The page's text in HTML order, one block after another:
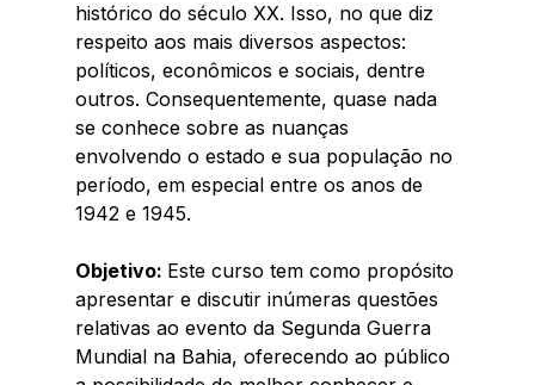
histórico do século XX. Isso, no que diz
respeito aos mais diversos aspectos:
políticos, econômicos e sociais, dentre
outros. Consequentemente, quase nada
se conhece sobre as nuanças
envolvendo o estado e sua população no
período, em especial entre os anos de
1942 e 1945.
Objetivo: Este curso tem como propósito
apresentar e discutir inúmeras questões
relativas ao evento da Segunda Guerra
Mundial na Bahia, oferecendo ao público